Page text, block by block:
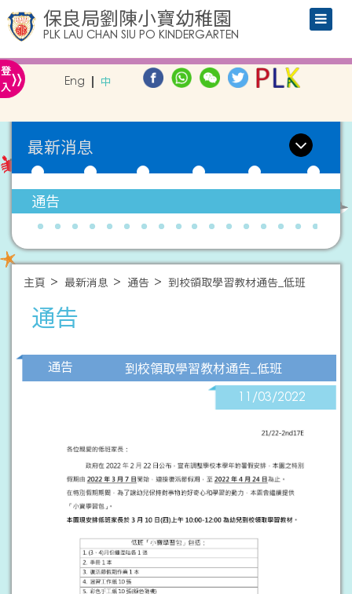
保良局劉陳小寶幼稚園
PLK LAU CHAN SIU PO KINDERGARTEN
登
入» Eng 中
最新消息
通告
主頁 最新消息 通告 到校領取學習教材通告_低班
通告
通告
到校領取學習教材通告_低班
11/03/2022